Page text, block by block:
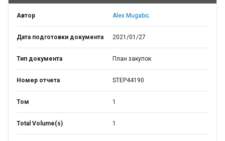
Автор Alex Mugabo;
Дата подготовки документа 2021/01/27
Тип документа План закупок
Номер отчета STEP44190
Том 1
Total Volume(s) 1